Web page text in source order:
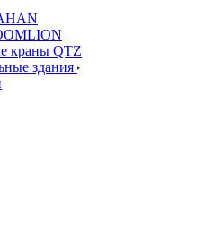
краны QTZ
здания